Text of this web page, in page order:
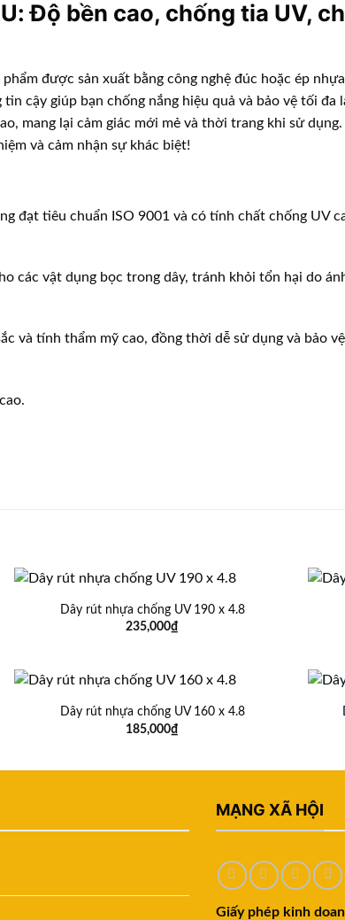
Độ bền cao, chống tia UV,
được sản xuất bằng công nghệ đúc hoặc ép
cậy giúp bạn chống nắng hiệu quả và bảo vệ tối đa
mang lại cảm giác mới mẻ và thời trang khi sử
và cảm nhận sự khác biệt!
đạt tiêu chuẩn ISO 9001 và có tính chất chống UV
các vật dụng bọc trong dây, tránh khỏi tổn hại do
và tính thẩm mỹ cao, đồng thời dễ sử dụng và bảo
Dây rút nhựa chống UV 190 x 4.8
235,000₫
Dây rút nhựa chống UV 160 x 4.8
185,000₫
MẠNG XÃ HỘI
Giấy phép kinh